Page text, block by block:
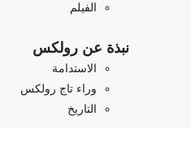
الفيلم
نبذة عن رولكس
الاستدامة
وراء تاج رولكس
التاريخ